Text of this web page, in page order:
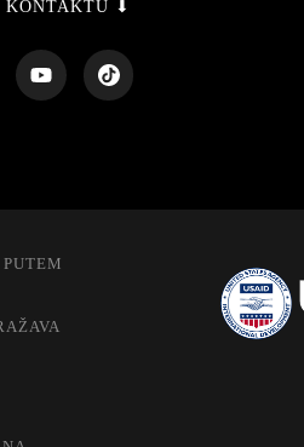
OSTANIMO U KONTAKTU ⬇